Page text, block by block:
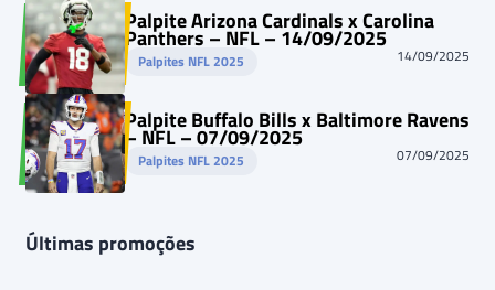
Palpite Arizona Cardinals x Carolina
Panthers – NFL – 14/09/2025
Palpites NFL 2025 14/09/2025
Palpite Buffalo Bills x Baltimore Ravens
– NFL – 07/09/2025
Palpites NFL 2025 07/09/2025
Últimas promoções